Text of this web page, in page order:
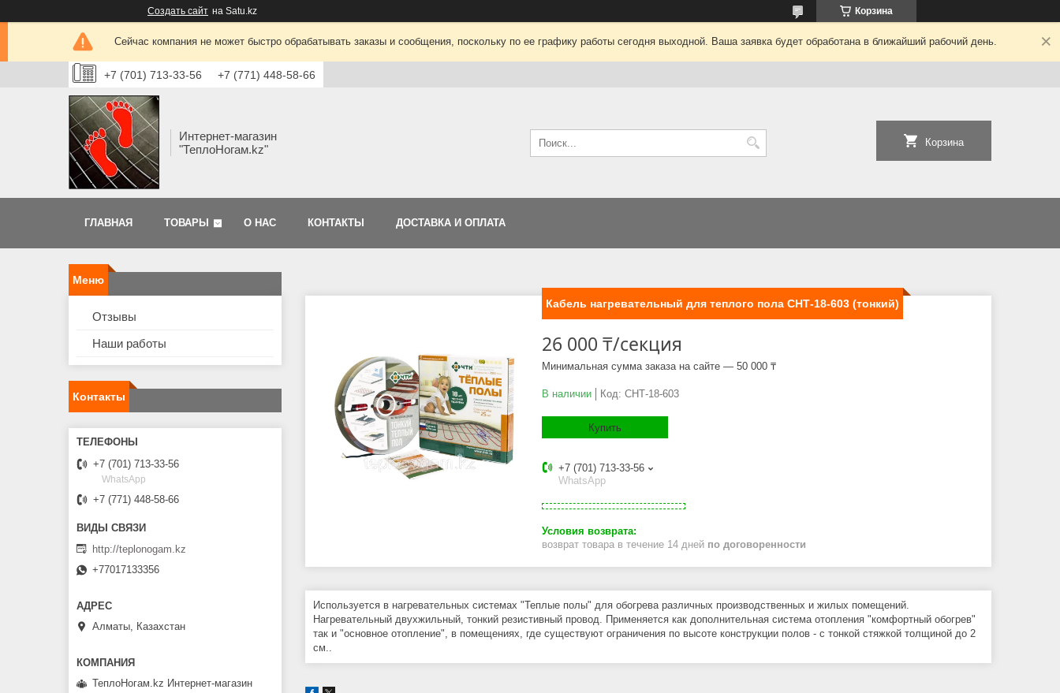
Создать сайт на Satu.kz Корзина
Сейчас компания не может быстро обрабатывать заказы и сообщения, поскольку по ее графику работы сегодня выходной. Ваша заявка будет обработана в ближайший рабочий день.
+7 (701) 713-33-56 +7 (771) 448-58-66
Интернет-магазин
"ТеплоНогам.kz"
Корзина
ГЛАВНАЯ ТОВАРЫ О НАС КОНТАКТЫ ДОСТАВКА И ОПЛАТА
Кабель нагревательный для теплого пола СНТ-18-603 (тонкий)
26 000 ₸/секция
Минимальная сумма заказа на сайте — 50 000 ₸
В наличии Код: СНТ-18-603
Купить
+7 (701) 713-33-56
WhatsApp
возврат товара в течение 14 дней по договоренности
Используется в нагревательных системах "Теплые полы" для обогрева различных производственных и жилых помещений.
Нагревательный двухжильный, тонкий резистивный провод. Применяется как дополнительная система отопления "комфортный обогрев"
так и "основное отопление", в помещениях, где существуют ограничения по высоте конструкции полов - с тонкой стяжкой толщиной до 2
см..
Отзывы
Наши работы
Контакты
+7 (701) 713-33-56
WhatsApp
+7 (771) 448-58-66
http://teplonogam.kz
+77017133356
Алматы, Казахстан
ТеплоНогам.kz Интернет-магазин